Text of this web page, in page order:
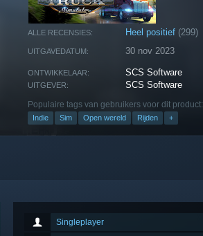
ALLE RECENSIES: Heel positief (299)
UITGAVEDATUM: 30 nov 2023
ONTWIKKELAAR: SCS Software
UITGEVER: SCS Software
Populaire tags van gebruikers voor dit product:
Indie Sim Open wereld Rijden +
Singleplayer